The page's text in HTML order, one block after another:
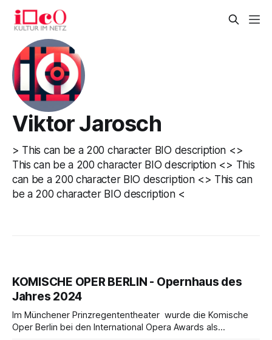
Viktor Jarosch
> This can be a 200 character BIO description <>
This can be a 200 character BIO description <> This
can be a 200 character BIO description <> This can
be a 200 character BIO description <
KOMISCHE OPER BERLIN - Opernhaus des
Jahres 2024
Im Münchener Prinzregententheater wurde die Komische
Oper Berlin bei den International Opera Awards als